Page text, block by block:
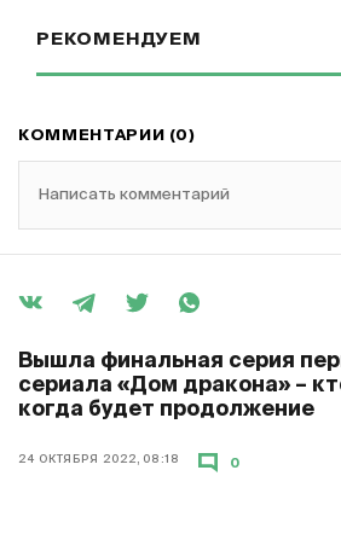
РЕКОМЕНДУЕМ
КОММЕНТАРИИ (0)
Написать комментарий
Вышла финальная серия
сериала «Дом дракона» –
когда будет продолжение
24 ОКТЯБРЯ 2022, 08:18 0